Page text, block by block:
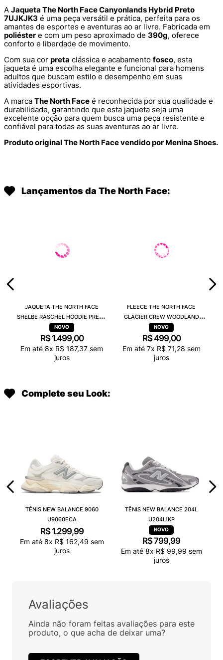
A Jaqueta The North Face Canyonlands Hybrid Preto
7UJKJK3 é uma peça versátil e prática, perfeita para os
amantes de esportes e aventuras ao ar livre. Fabricada em
poliéster e com um peso aproximado de 390g, oferece
conforto e liberdade de movimento.
Com sua cor preta clássica e acabamento fosco, esta
jaqueta é uma escolha elegante e funcional para homens
adultos que buscam estilo e desempenho em suas
atividades esportivas.
A marca The North Face é reconhecida por sua qualidade e
durabilidade, garantindo que esta jaqueta seja uma
excelente opção para quem busca uma peça resistente e
confiável para todas as suas aventuras ao ar livre.
Produto original The North Face vendido por Menina Shoes.
Lançamentos da The North Face:
JAQUETA THE NORTH FACE
SHELBE RASCHEL HOODIE PRETO
84JJ4H0
R$ 1.499,00
Em até 8x R$ 187,37 sem
juros
FLEECE THE NORTH FACE
GLACIER CREW WOODLAND
VERDE A023NBRI
R$499,00
Em até 7x R$ 71,28 sem
juros
Complete seu Look:
TÊNIS NEW BALANCE 9060
U9060ECA
R$ 1.299,99
Em até 8x R$ 162,49 sem
juros
TÊNIS NEW BALANCE 204L
U204L1KP
R$799,99
Em até 8x R$ 99,99 sem
juros
Avaliações
Ainda não foram feitas avaliações para este
produto, o que acha de deixar uma?